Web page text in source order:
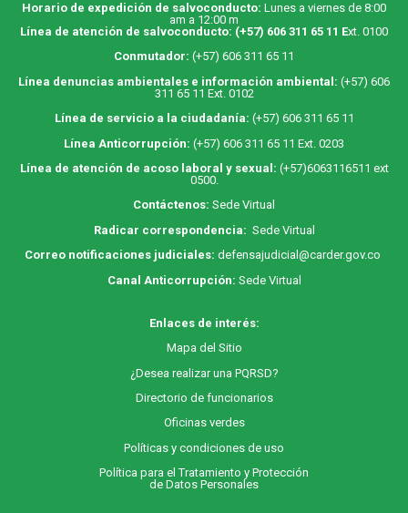
Horario de expedición de salvoconducto: Lunes a viernes de 8:00
am a 12:00 m
Línea de atención de salvoconducto: (+57) 606 311 65 11 Ext. 0100
Conmutador: (+57) 606 311 65 11
Línea denuncias ambientales e información ambiental: (+57) 606
311 65 11 Ext. 0102
Línea de servicio a la ciudadanía: (+57) 606 311 65 11
Línea Anticorrupción: (+57) 606 311 65 11 Ext. 0203
Línea de atención de acoso laboral y sexual: (+57)6063116511 ext
0500.
Contáctenos: Sede Virtual
Radicar correspondencia: Sede Virtual
Correo notificaciones judiciales: defensajudicial@carder.gov.co
Canal Anticorrupción: Sede Virtual
Enlaces de interés:
Mapa del Sitio
¿Desea realizar una PQRSD?
Directorio de funcionarios
Oficinas verdes
Políticas y condiciones de uso
Política para el Tratamiento y Protección
de Datos Personales